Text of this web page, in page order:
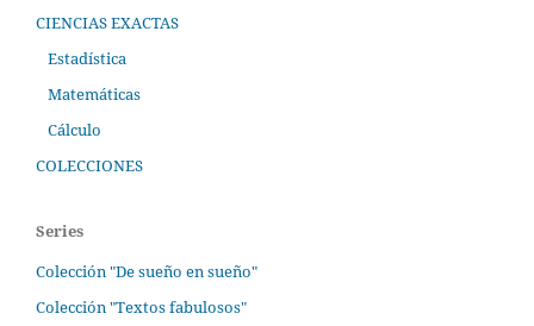
CIENCIAS EXACTAS
Estadística
Matemáticas
Cálculo
COLECCIONES
Series
Colección "De sueño en sueño"
Colección "Textos fabulosos"